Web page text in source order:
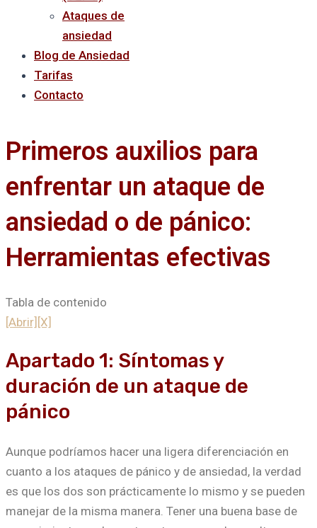
Ataques de
ansiedad
Blog de Ansiedad
Tarifas
Contacto
Primeros auxilios para
enfrentar un ataque de
ansiedad o de pánico:
Herramientas efectivas
Tabla de contenido
[Abrir] [X]
Apartado 1: Síntomas y
duración de un ataque de
pánico
Aunque podríamos hacer una ligera diferenciación en
cuanto a los ataques de pánico y de ansiedad, la verdad
es que los dos son prácticamente lo mismo y se pueden
manejar de la misma manera. Tener una buena base de